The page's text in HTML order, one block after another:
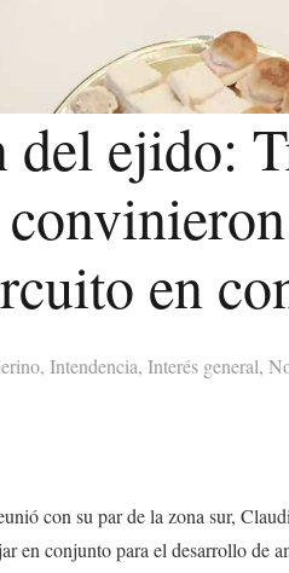
ejido:
en
, Intendencia, Interés general,
con su par de la zona sur,
en conjunto para el desarrollo de